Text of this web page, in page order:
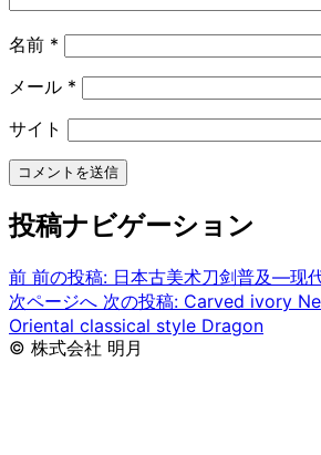
名前 *
メール *
サイト
投稿ナビゲーション
前 前の投稿: 日本古美术刀剑普及—现
次ページへ 次の投稿: Carved ivory
Oriental classical style Dragon
© 株式会社 明月